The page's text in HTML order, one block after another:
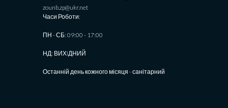
zounb.zp@ukr.net
Часи Роботи:
ПН - СБ: 09:00 - 17:00
НД: ВИХIДНИЙ
Останній день кожного місяця - санітарний